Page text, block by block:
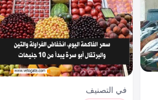
في التصنيف